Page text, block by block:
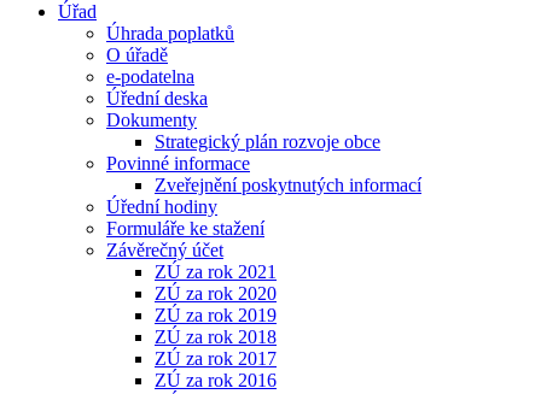
Úřad
Úhrada poplatků
O úřadě
e-podatelna
Úřední deska
Dokumenty
Strategický plán rozvoje obce
Povinné informace
Zveřejnění poskytnutých informací
Úřední hodiny
Formuláře ke stažení
Závěrečný účet
ZÚ za rok 2021
ZÚ za rok 2020
ZÚ za rok 2019
ZÚ za rok 2018
ZÚ za rok 2017
ZÚ za rok 2016